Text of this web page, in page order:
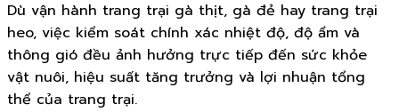
Dù vận hành trang trại gà thịt, gà đẻ hay trang trại
heo, việc kiểm soát chính xác nhiệt độ, độ ẩm và
thông gió đều ảnh hưởng trực tiếp đến sức khỏe
vật nuôi, hiệu suất tăng trưởng và lợi nhuận tổng
thể của trang trại.